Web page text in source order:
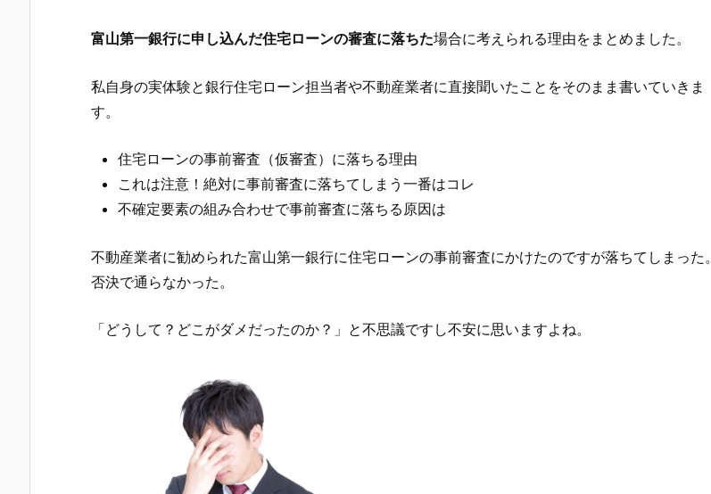
富山第一銀行に申し込んだ住宅ローンの審査に落ちた場合に考えられる理由をまとめました。
私自身の実体験と銀行住宅ローン担当者や不動産業者に直接聞いたことをそのまま書いていきま
す。
住宅ローンの事前審査（仮審査）に落ちる理由
これは注意！絶対に事前審査に落ちてしまう一番はコレ
不確定要素の組み合わせで事前審査に落ちる原因は
不動産業者に勧められた富山第一銀行に住宅ローンの事前審査にかけたのですが落ちてしまった。
否決で通らなかった。
「どうして？どこがダメだったのか？」と不思議ですし不安に思いますよね。